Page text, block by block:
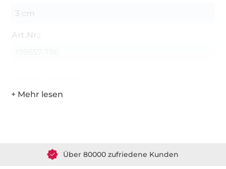
3 cm
Art.Nr.:
Über 80000 zufriedene Kunden